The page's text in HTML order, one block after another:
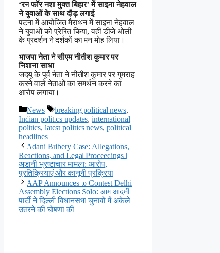
‘रन फॉर नशा मुक्त बिहार’ में साइना नेहवाल
ने युवाओं के साथ दौड़ लगाई
पटना में आयोजित मैराथन में साइना नेहवाल
ने युवाओं को प्रेरित किया, वहीं डीजे ओली
के प्रदर्शन ने दर्शकों का मन मोह लिया।
भाजपा नेता ने सीएम नीतीश कुमार पर
निशाना साधा
जदयू के पूर्व नेता ने नीतीश कुमार पर गुमराह
करने वाले नेताओं का समर्थन करने का
आरोप लगाया।
Categories
News Tags
breaking political news,
Indian politics updates, international
politics, latest politics news, political
headlines
Adani Bribery Case: Allegations,
Reactions, and Legal Proceedings |
अडानी भ्रष्टाचार मामला: आरोप,
प्रतिक्रियाएं और कानूनी प्रक्रिया
AAP Announces to Contest Delhi
Assembly Elections Solo: आम आदमी
पार्टी ने दिल्ली विधानसभा चुनावों में अकेले
उतरने की घोषणा की